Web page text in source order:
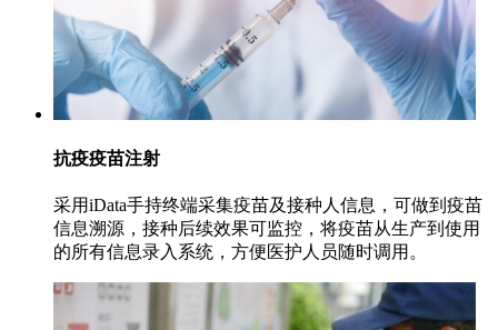
抗疫疫苗注射
采用iData手持终端采集疫苗及接种人信息，可做到疫苗
信息溯源，接种后续效果可监控，将疫苗从生产到使用
的所有信息录入系统，方便医护人员随时调用。